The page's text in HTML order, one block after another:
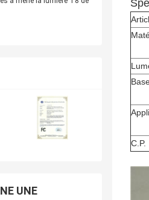
UNE
C.P.